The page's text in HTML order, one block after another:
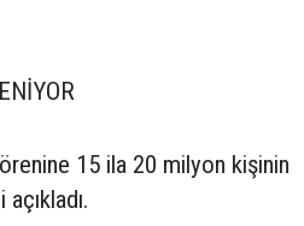
15 ila 20 milyon kişinin